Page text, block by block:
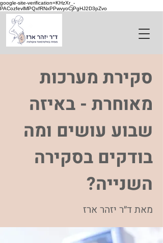
google-site-verification=KHzXr_-
PACozfevlMPQxfRNxPPwvyoCjPgHJ2D3pZvo
סקירת מערכות
מאוחרת - באיזה
שבוע עושים ומה
בודקים בסקירה
השנייה?
מאת ד״ר יזהר ארז